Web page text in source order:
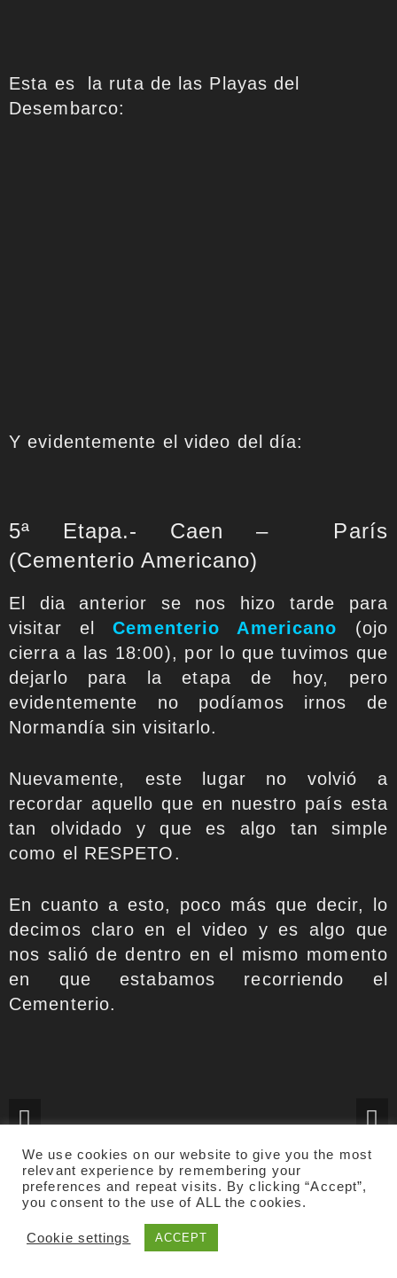
Esta es la ruta de las Playas del
Desembarco:
Y evidentemente el video del día:
5ª Etapa.- Caen – París
(Cementerio Americano)
El dia anterior se nos hizo tarde para
visitar elCementerio Americano (ojo
cierra a las 18:00), por lo que tuvimos que
dejarlo para la etapa de hoy, pero
evidentemente no podíamos irnos de
Normandía sin visitarlo.
Nuevamente, este lugar no volvió a
recordar aquello que en nuestro país esta
tan olvidado y que es algo tan simple
como el RESPETO.
En cuanto a esto, poco más que decir, lo
decimos claro en el video y es algo que
nos salió de dentro en el mismo momento
en que estabamos recorriendo el
Cementerio.
Y tras visitar el Cementerio Americano ya
We use cookies on our website to give you the most
relevant experience by remembering your
preferences and repeat visits. By clicking “Accept”,
you consent to the use of ALL the cookies.
Cookie settings ACCEPT